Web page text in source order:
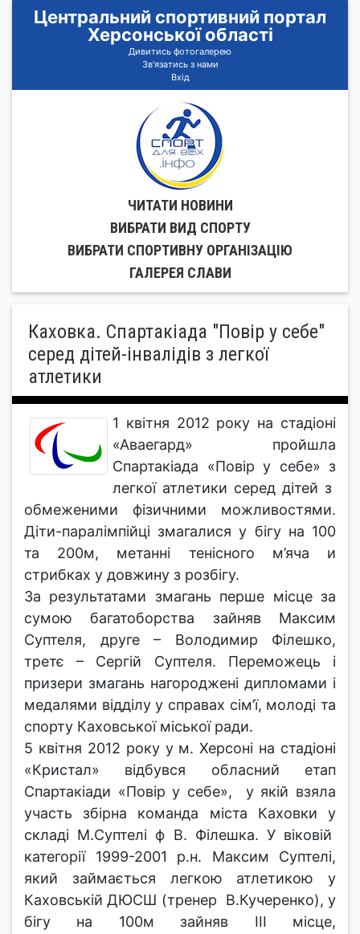
Центральний спортивний портал
Херсонської області
Дивитись фотогалерею
Зв'язатись з нами
Вхід
ЧИТАТИ НОВИНИ
ВИБРАТИ ВИД СПОРТУ
ВИБРАТИ СПОРТИВНУ ОРГАНIЗАЦIЮ
ГАЛЕРЕЯ СЛАВИ
Каховка. Спартакіада "Повір у себе"
серед дітей-інвалідів з легкої
атлетики
1 квітня 2012 року на стадіоні
«Аваегард» пройшла
Спартакіада «Повір у себе» з
легкої атлетики серед дітей з
обмеженими фізичними можливостями.
Діти-паралімпійці змагалися у бігу на 100
та 200м, метанні тенісного м’яча и
стрибках у довжину з розбігу.
За результатами змагань перше місце за
сумою багатоборства зайняв Максим
Суптеля, друге – Володимир Філешко,
третє – Сергій Суптеля. Переможець і
призери змагань нагороджені дипломами і
медалями відділу у справах сім’ї, молоді та
спорту Каховської міської ради.
5 квітня 2012 року у м. Херсоні на стадіоні
«Кристал» відбувся обласний етап
Спартакіади «Повір у себе», у якій взяла
участь збірна команда міста Каховки у
складі М.Суптелі ф В. Філешка. У віковій
категорії 1999-2001 р.н. Максим Суптелі,
який займається легкою атлетикою у
Каховській ДЮСШ (тренер В.Кучеренко), у
бігу на 100м зайняв ІІІ місце,